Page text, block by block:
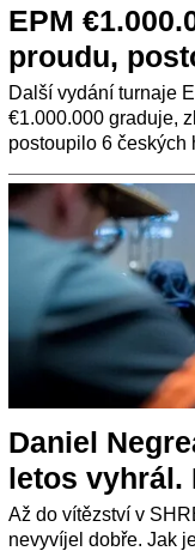
EPM
proudu,
Další vydání turnaje
€1.000.000 graduje,
postoupilo 6 českých
Daniel
letos vyhrál.
Až do vítězství v
nevyvíjel dobře. Jak